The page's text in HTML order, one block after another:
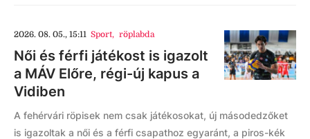
2026. 08. 05., 15:11 Sport, röplabda
Női és férfi játékost is igazolt
a MÁV Előre, régi-új kapus a
Vidiben
A fehérvári röpisek nem csak játékosokat, új másodedzőket
is igazoltak a női és a férfi csapathoz egyaránt, a piros-kék